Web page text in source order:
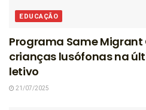
EDUCAÇÃO
Programa Same
crianças lusófonas na
letivo
21/07/2025